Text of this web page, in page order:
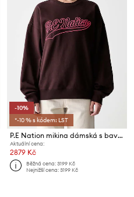
-10%
*-10 % s kódem: LST
P.E Nation mikina dámská s bavlnou Formation
Aktuální cena:
2879 Kč
Běžná cena:3199 Kč
Nejnižší cena:3199 Kč